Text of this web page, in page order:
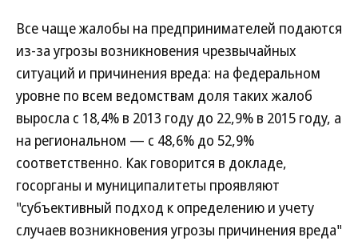
Все чаще жалобы на предпринимателей подаются
из-за угрозы возникновения чрезвычайных
ситуаций и причинения вреда: на федеральном
уровне по всем ведомствам доля таких жалоб
выросла с 18,4% в 2013 году до 22,9% в 2015 году, а
на региональном — с 48,6% до 52,9%
соответственно. Как говорится в докладе,
госорганы и муниципалитеты проявляют
"субъективный подход к определению и учету
случаев возникновения угрозы причинения вреда"